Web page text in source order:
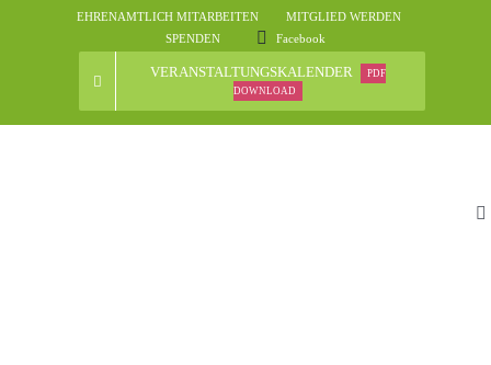
EHRENAMTLICH MITARBEITEN
MITGLIED WERDEN
SPENDEN
Facebook
VERANSTALTUNGSKALENDER
PDF
DOWNLOAD